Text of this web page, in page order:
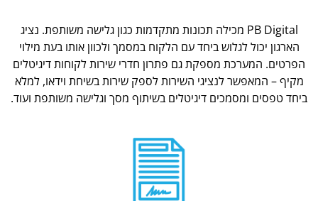
PB Digital מכילה תכונות מתקדמות כגון גלישה משותפת. נציג
הארגון יכול לגלוש ביחד עם הלקוח במסמך ולכוון אותו בעת מילוי
הפרטים. המערכת מספקת גם פתרון חדרי שירות לקוחות דיגיטלים
מקיף – המאפשר לנציגי השירות לספק שירות בשיחת וידאו, למלא
ביחד טפסים ומסמכים דיגיטלים בשיתוף מסך וגלישה משותפת ועוד.